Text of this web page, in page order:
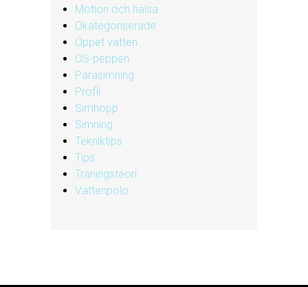
Motion och hälsa
Okategoriserade
Öppet vatten
OS-peppen
Parasimning
Profil
Simhopp
Simning
Tekniktips
Tips
Träningsteori
Vattenpolo